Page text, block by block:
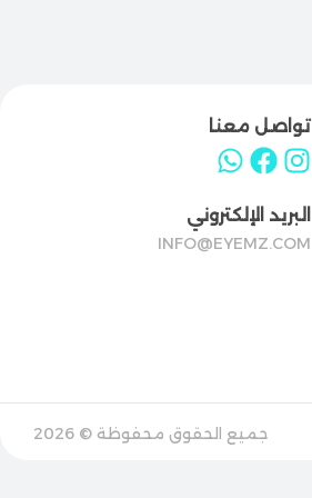
تواصل معنا
البريد الإلكتروني
INFO@EYEMZ.COM
جميع الحقوق محفوظة © 2026